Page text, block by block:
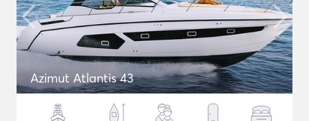
Azimut Atlantis 43